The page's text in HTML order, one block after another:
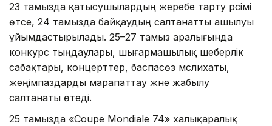
23 тамызда қатысушылардың жеребе тарту рәсімі
өтсе, 24 тамызда байқаудың салтанатты ашылуы
ұйымдастырылады. 25–27 тамыз аралығында
конкурс тыңдаулары, шығармашылық шеберлік
сабақтары, концерттер, баспасөз мәслихаты,
жеңімпаздарды марапаттау және жабылу
салтанаты өтеді.
25 тамызда «Coupe Mondiale 74» халықаралық